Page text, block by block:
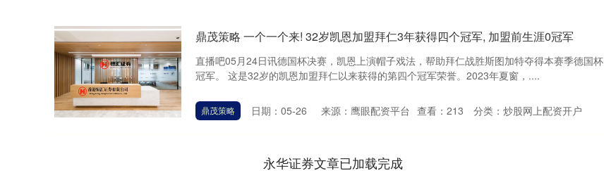
鼎茂策略 一个一个来! 32岁凯恩加盟拜仁3年获得四个冠军, 加盟前生涯0冠军
直播吧05月24日讯德国杯决赛，凯恩上演帽子戏法，帮助拜仁战胜斯图加特夺得本赛季德国杯
冠军。 这是32岁的凯恩加盟拜仁以来获得的第四个冠军荣誉。2023年夏窗，....
鼎茂策略 日期：05-26 来源：鹰眼配资平台 查看： 213 分类： 炒股网上配资开户
永华证券文章已加载完成